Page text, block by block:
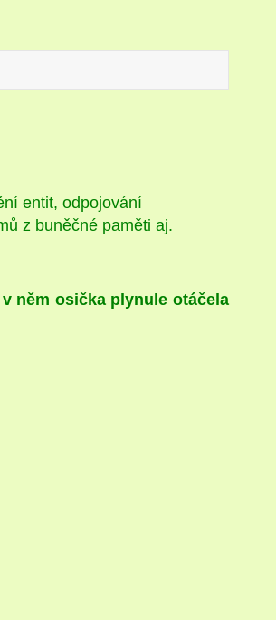
entit, odpojování
z buněčné paměti aj.
něm osička plynule otáčela